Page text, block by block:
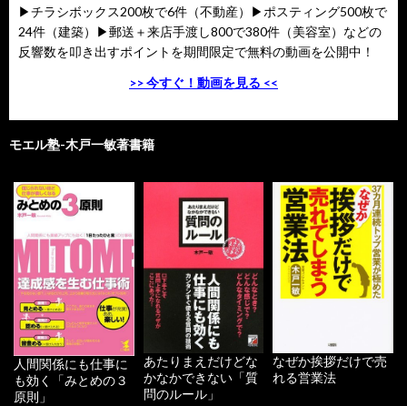
▶チラシボックス200枚で6件（不動産）▶ポスティング500枚で
24件（建築）▶郵送＋来店手渡し800で380件（美容室）などの
反響数を叩き出すポイントを期間限定で無料の動画を公開中！
>> 今すぐ！動画を見る <<
モエル塾-木戸一敏著書籍
人間関係にも仕事に
も効く「みとめの３
原則」
あたりまえだけどな
かなかできない「質
問のルール」
なぜか挨拶だけで売
れる営業法